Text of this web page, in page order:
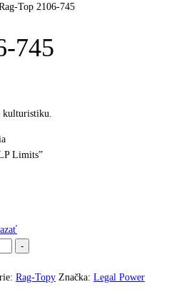
Top 2106-745
745
kulturistiku.
Limits”
-
Rag-Topy Značka: Legal Power